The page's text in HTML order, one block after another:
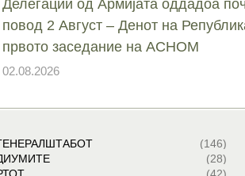
Делегации од Армијата оддадоа
повод 2 Август – Денот на
првото заседание на АСНОМ
02.08.2026
(146)
(28)
(42)